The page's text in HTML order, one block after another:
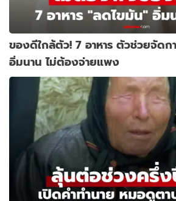
ของดีใกล้ตัว! 7 อาหาร ตัวช่วยจัด
อิ่มนาน ไม่ต้องจ่ายแพง